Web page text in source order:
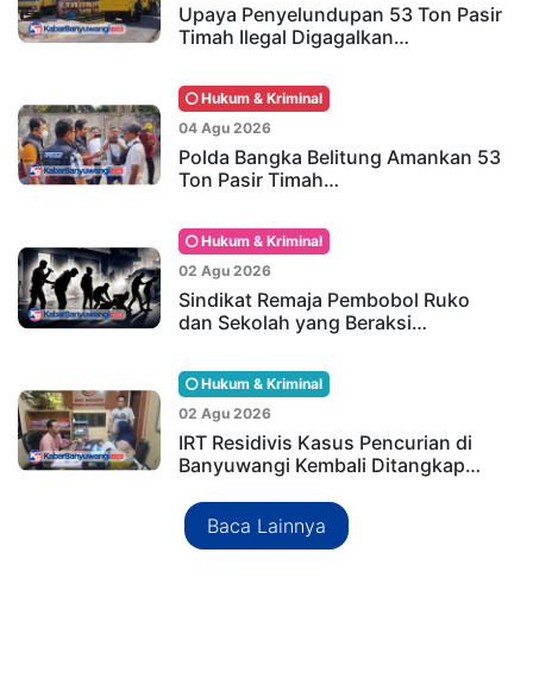
Upaya Penyelundupan 53 Ton Pasir
Timah Ilegal Digagalkan…
Hukum & Kriminal
04 Agu 2026
Polda Bangka Belitung Amankan 53
Ton Pasir Timah…
Hukum & Kriminal
02 Agu 2026
Sindikat Remaja Pembobol Ruko
dan Sekolah yang Beraksi…
Hukum & Kriminal
02 Agu 2026
IRT Residivis Kasus Pencurian di
Banyuwangi Kembali Ditangkap…
Baca Lainnya